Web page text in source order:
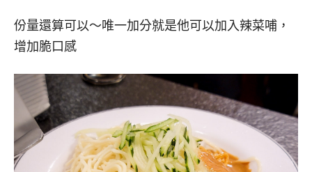
份量還算可以～唯一加分就是他可以加入辣菜哺，
增加脆口感